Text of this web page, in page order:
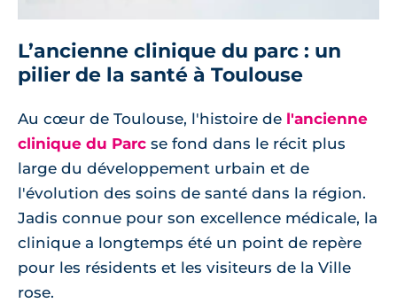
L’ancienne clinique du parc : un
pilier de la santé à Toulouse
Au cœur de Toulouse, l'histoire de l'ancienne
clinique du Parc se fond dans le récit plus
large du développement urbain et de
l'évolution des soins de santé dans la région.
Jadis connue pour son excellence médicale, la
clinique a longtemps été un point de repère
pour les résidents et les visiteurs de la Ville
rose.